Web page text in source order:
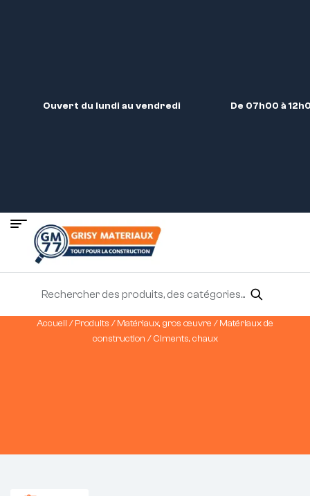
Ouvert du lundi au vendredi De 07h00 à
Accueil /Produits /Matériaux, gros œuvre /Matériaux de
construction / Ciments, chaux